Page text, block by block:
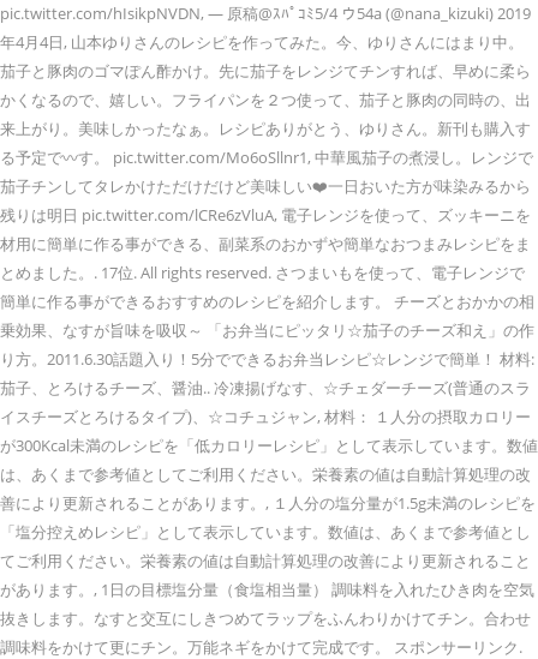
pic.twitter.com/hIsikpNVDN, — 原稿@ｽﾊﾟｺﾐ5/4 ウ54a (@nana_kizuki) 2019
年4月4日, 山本ゆりさんのレシピを作ってみた。今、ゆりさんにはまり中。
茄子と豚肉のゴマぽん酢かけ。先に茄子をレンジてチンすれば、早めに柔ら
かくなるので、嬉しい。フライパンを２つ使って、茄子と豚肉の同時の、出
来上がり。美味しかったなぁ。レシピありがとう、ゆりさん。新刊も購入す
る予定で〰️す。 pic.twitter.com/Mo6oSllnr1, 中華風茄子の煮浸し。レンジで
茄子チンしてタレかけただけだけど美味しい❤️一日おいた方が味染みるから
残りは明日 pic.twitter.com/lCRe6zVluA, 電子レンジを使って、ズッキーニを
材用に簡単に作る事ができる、副菜系のおかずや簡単なおつまみレシピをま
とめました。. 17位. All rights reserved. さつまいもを使って、電子レンジで
簡単に作る事ができるおすすめのレシピを紹介します。 チーズとおかかの相
乗効果、なすが旨味を吸収～ 「お弁当にピッタリ☆茄子のチーズ和え」の作
り方。2011.6.30話題入り！5分でできるお弁当レシピ☆レンジで簡単！ 材料:
茄子、とろけるチーズ、醤油.. 冷凍揚げなす、☆チェダーチーズ(普通のスラ
イスチーズとろけるタイプ)、☆コチュジャン, 材料： １人分の摂取カロリー
が300Kcal未満のレシピを「低カロリーレシピ」として表示しています。数値
は、あくまで参考値としてご利用ください。栄養素の値は自動計算処理の改
善により更新されることがあります。, １人分の塩分量が1.5g未満のレシピを
「塩分控えめレシピ」として表示しています。数値は、あくまで参考値とし
てご利用ください。栄養素の値は自動計算処理の改善により更新されること
があります。, 1日の目標塩分量（食塩相当量） 調味料を入れたひき肉を空気
抜きします。なすと交互にしきつめてラップをふんわりかけてチン。合わせ
調味料をかけて更にチン。万能ネギをかけて完成です。 スポンサーリンク.